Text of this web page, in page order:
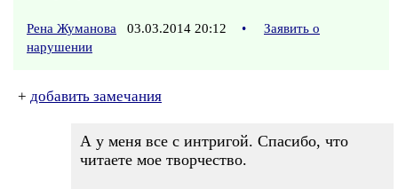
Рена Жуманова 03.03.2014 20:12 •
Заявить о
нарушении
+ добавить замечания
А у меня все с интригой. Спасибо, что
читаете мое творчество.